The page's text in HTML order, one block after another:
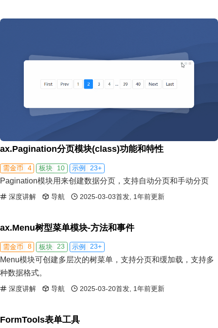
ax.Pagination分页模块(class)功能和特性
需金币 4 板块 10 示例 23+
Pagination模块用来创建数据分页，支持自动分页和手动分页
深度讲解 导航 2025-03-03首发, 1年前更新
ax.Menu树型菜单模块-方法和事件
需金币 8 板块 23 示例 23+
Menu模块可创建多层次的树菜单，支持分页和缓加载，支持多
种数据格式。
深度讲解 导航 2025-03-20首发, 1年前更新
FormTools表单工具